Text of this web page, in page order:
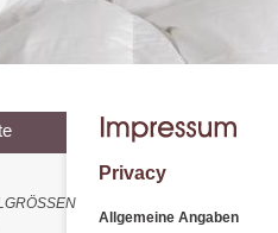
Privacy
Allgemeine Angaben